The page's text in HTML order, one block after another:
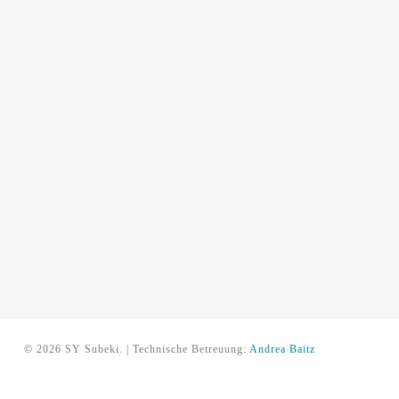
© 2026 SY Subeki. | Technische Betreuung: Andrea Baitz